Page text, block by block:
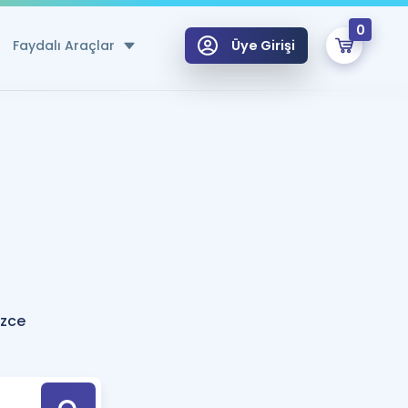
Faydalı Araçlar
Hesaplama Aracı
için Öneriler
Tek Takvimde
Üye Girişi
0